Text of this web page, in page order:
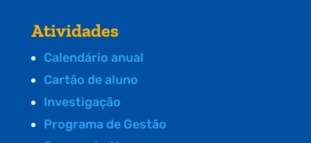
Atividades
Calendário anual
Cartão de aluno
Investigação
Programa de Gestão